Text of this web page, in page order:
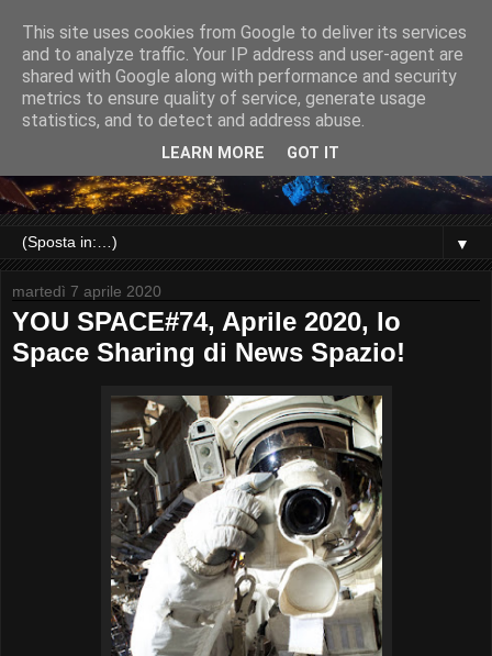
▼
martedì 7 aprile 2020
YOU SPACE#74, Aprile 2020, lo
Space Sharing di News Spazio!
This site uses cookies from Google to deliver its services
and to analyze traffic. Your IP address and user-agent are
shared with Google along with performance and security
metrics to ensure quality of service, generate usage
statistics, and to detect and address abuse.
LEARN MORE GOT IT